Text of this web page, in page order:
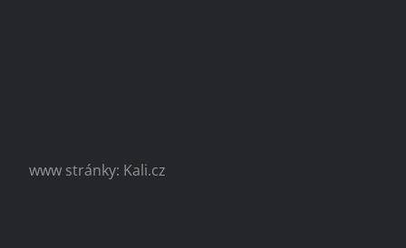
www stránky: Kali.cz